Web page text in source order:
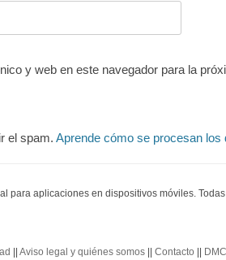
y web en este navegador para la
el spam. Aprende cómo se procesan los
para aplicaciones en dispositivos móviles.
Aviso legal y quiénes somos Contacto